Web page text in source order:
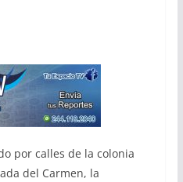
por calles de la colonia
del Carmen, la